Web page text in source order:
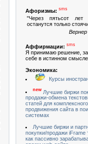
Афоризмы: sms
"Через пятьсот
останутся только
Аффирмации: sms
Я принимаю решение,
себе в истинном
Экономика:
Курсы
new Лучшие биржи
продажи-обмена
статей для комплексного
продвижения сайта в
системах
Лучшие биржи и
покупки/продажи iFrame
как пассивно